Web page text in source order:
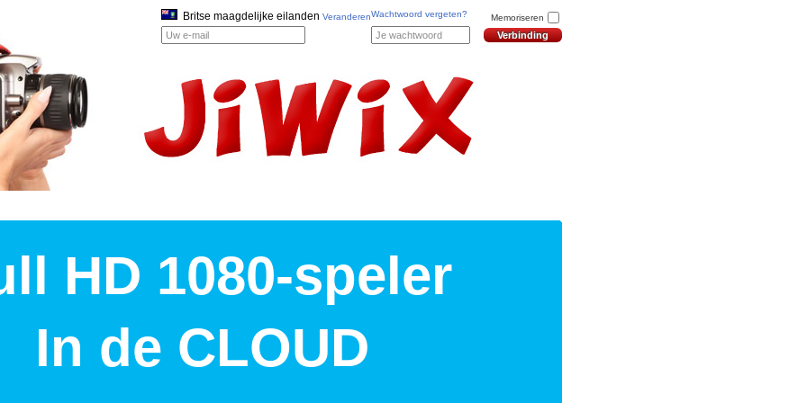
Britse maagdelijke eilanden VeranderenWachtwoord vergeten? Memoriseren
HD 1080-speler
In de CLOUD